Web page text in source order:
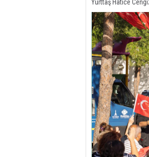
Yurttaş Hatice